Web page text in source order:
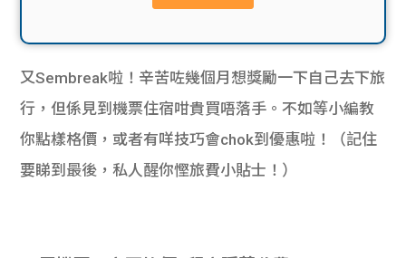
私人
貸款
計數
Gui
理財
Gui
又Sembreak啦！辛苦咗幾個月想獎勵一下自己去下旅
行，但係見到機票住宿咁貴買唔落手。不如等小編教
你點樣格價，或者有咩技巧會chok到優惠啦！（記住
要睇到最後，私人醒你慳旅費小貼士！）